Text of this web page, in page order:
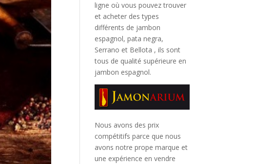
ligne où vous pouvez trouver
et acheter des types
différents de jambon
espagnol, pata negra,
Serrano et Bellota , ils sont
tous de qualité supérieure en
jambon espagnol.
Nous avons des prix
compétitifs parce que nous
avons notre prope marque et
une expérience en vendre